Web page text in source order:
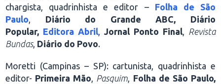
chargista, quadrinhista e editor – Folha de São
Paulo, Diário do Grande ABC, Diário
Popular, Editora Abril,Jornal Ponto Final, Revista
Bundas, Diário do Povo.
Moretti (Campinas – SP): cartunista, quadrinhista e
editor- Primeira Mão, Pasquim, Folha de São Paulo,